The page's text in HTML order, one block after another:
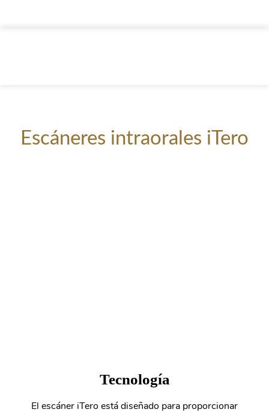
Escáneres intraorales iTero
Tecnología
El escáner iTero está diseñado para proporcionar